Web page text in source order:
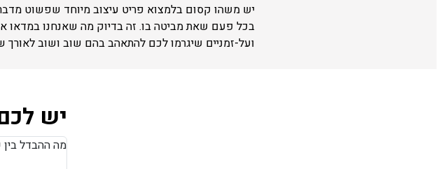
יש משהו קסום בלמצוא פריט עיצוב מיוחד שפשוט
בכל פעם שאת מביטה בו. זה בדיוק מה שאנחנו במדאו
ועל-זמניים שיגרמו לכם להתאהב בהם שוב ושוב לאורך
יש
מה ההבדל בין